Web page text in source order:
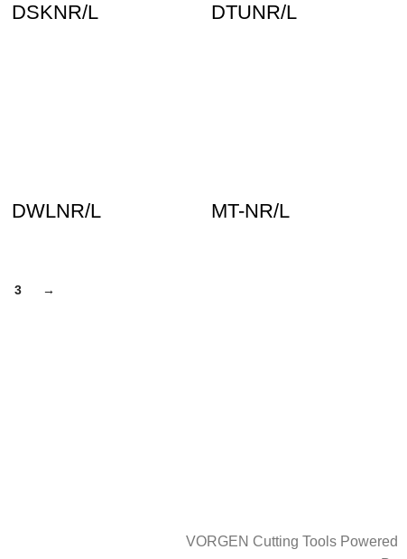
DSKNR/L DTUNR/L
DWLNR/L MT-NR/L
3 →
VORGEN Cutting Tools Powered